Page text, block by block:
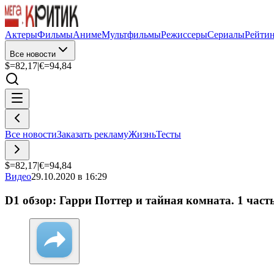
АктерыФильмыАнимеМультфильмыРежиссерыСериалы
Все новости
$=82,17|€=94,84
Все новостиЗаказать рекламуЖизньТесты
$=82,17|€=94,84
Видео29.10.2020 в 16:29
D1 обзор: Гарри Поттер и тайная комната. 1